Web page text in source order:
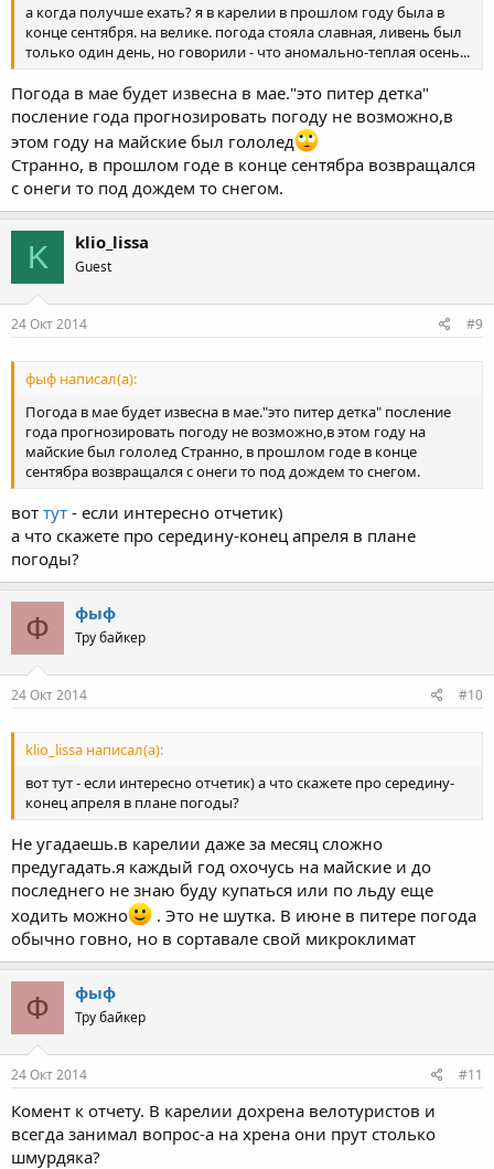
а когда получше ехать? я в карелии в прошлом году была в
конце сентября. на велике. погода стояла славная, ливень был
только один день, но говорили - что аномально-теплая осень...
Погода в мае будет извесна в мае."это питер детка"
посление года прогнозировать погоду не возможно,в
этом году на майские был гололед
Странно, в прошлом годе в конце сентябра возвращался
с онеги то под дождем то снегом.
K klio_lissa
Guest
24 Окт 2014 #9
фыф написал(а):
Погода в мае будет извесна в мае."это питер детка" посление
года прогнозировать погоду не возможно,в этом году на
майские был гололед Странно, в прошлом годе в конце
сентябра возвращался с онеги то под дождем то снегом.
вот тут - если интересно отчетик)
а что скажете про середину-конец апреля в плане
погоды?
Ф фыф
Тру байкер
24 Окт 2014 #10
klio_lissa написал(а):
вот тут - если интересно отчетик) а что скажете про середину-
конец апреля в плане погоды?
Не угадаешь.в карелии даже за месяц сложно
предугадать.я каждый год охочусь на майские и до
последнего не знаю буду купаться или по льду еще
ходить можно
. Это не шутка. В июне в питере погода
обычно говно, но в сортавале свой микроклимат
Ф фыф
Тру байкер
24 Окт 2014 #11
Комент к отчету. В карелии дохрена велотуристов и
всегда занимал вопрос-а на хрена они прут столько
шмурдяка?